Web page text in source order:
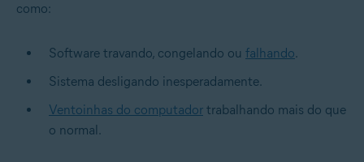
como:
Software travando, congelando ou falhando.
Sistema desligando inesperadamente.
Ventoinhas do computador trabalhando mais do que
o normal.